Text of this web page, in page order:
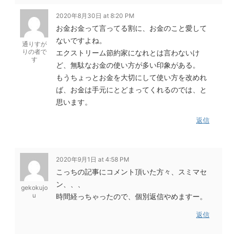
通りすが
りの者で
す
2020年8月30日 at 8:20 PM
お金お金って言ってる割に、お金のこと愛して
ないですよね。
エクストリーム節約家になれとは言わないけ
ど、無駄なお金の使い方が多い印象がある。
もうちょっとお金を大切にして使い方を改めれ
ば、お金は手元にとどまってくれるのでは、と
思います。
返信
gekokujo
u
2020年9月1日 at 4:58 PM
こっちの記事にコメント頂いた方々、スミマセ
ン、、、
時間経っちゃったので、個別返信やめますー。
返信